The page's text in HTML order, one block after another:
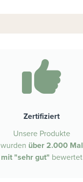
Zertifiziert
Unsere Produkte
wurden über 2.000 Mal
mit "sehr gut" bewertet